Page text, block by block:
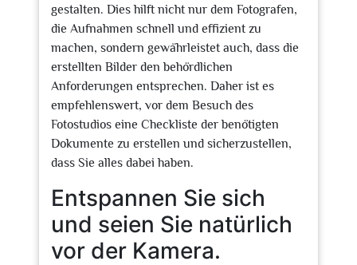
gestalten. Dies hilft nicht nur dem Fotografen,
die Aufnahmen schnell und effizient zu
machen, sondern gewährleistet auch, dass die
erstellten Bilder den behördlichen
Anforderungen entsprechen. Daher ist es
empfehlenswert, vor dem Besuch des
Fotostudios eine Checkliste der benötigten
Dokumente zu erstellen und sicherzustellen,
dass Sie alles dabei haben.
Entspannen Sie sich
und seien Sie natürlich
vor der Kamera.